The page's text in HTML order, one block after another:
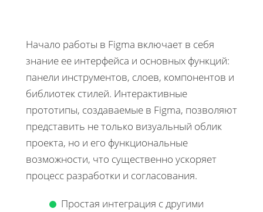
Начало работы в Figma включает в себя
знание ее интерфейса и основных функций:
панели инструментов, слоев, компонентов и
библиотек стилей. Интерактивные
прототипы, создаваемые в Figma, позволяют
представить не только визуальный облик
проекта, но и его функциональные
возможности, что существенно ускоряет
процесс разработки и согласования.
Простая интеграция с другими